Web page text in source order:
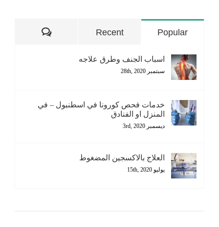
Popular
Recent تعليقات
اسباب الجنف وطرق علاجه
سبتمبر 28th, 2020
خدمات فحص كورونا في اسطنبول – في
المنزل او الفنادق
ديسمبر 3rd, 2020
العلاج بالاكسجين المضغوط
يوليو 15th, 2020